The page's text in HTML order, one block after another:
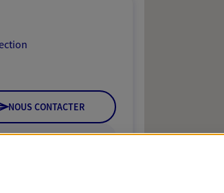
NOUS CONTACTER